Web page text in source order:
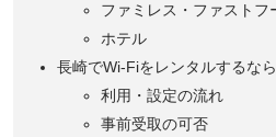
ファミレス・ファストフ
ホテル
長崎でWi-Fiをレンタルするな
利用・設定の流れ
事前受取の可否